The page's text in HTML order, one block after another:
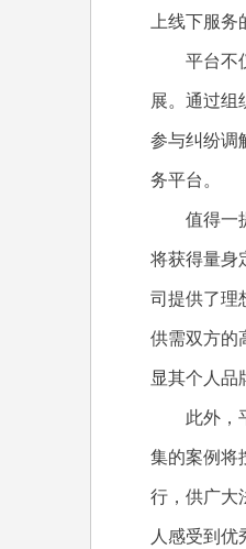
上线下服务
平台不
展。通过
参与纠纷调
务平台。
值得一
将获得量身
司提供了理
供需双方的
显其个人品
此外，
集的案例将
行，供广大
人感受到优